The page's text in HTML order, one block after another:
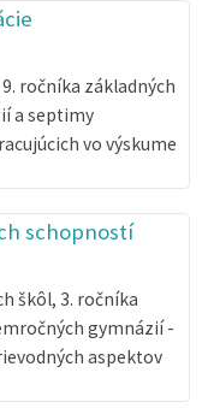
ročníka základných
a septimy
vo výskume
schopností
škôl, 3. ročníka
gymnázií -
aspektov